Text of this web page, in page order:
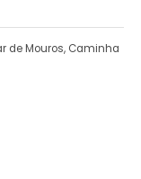
de Mouros, Caminha